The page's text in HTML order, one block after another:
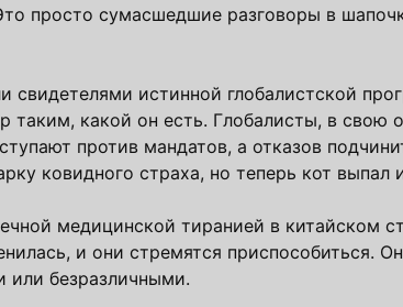
просто сумасшедшие разговоры в
истинной глобалистской
таким, какой он есть. Глобалисты, в свою
против мандатов, а отказов
ковидного страха, но теперь кот выпал
медицинской тиранией в китайском
и они стремятся приспособиться.
или безразличными.